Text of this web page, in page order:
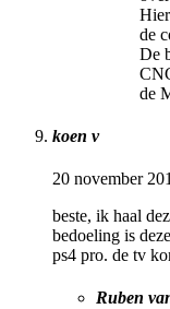
de
De
de
koen v
20 november
beste, ik haal
bedoeling is
ps4 pro. de tv
Ruben